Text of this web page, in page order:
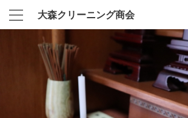
大森クリーニング商会